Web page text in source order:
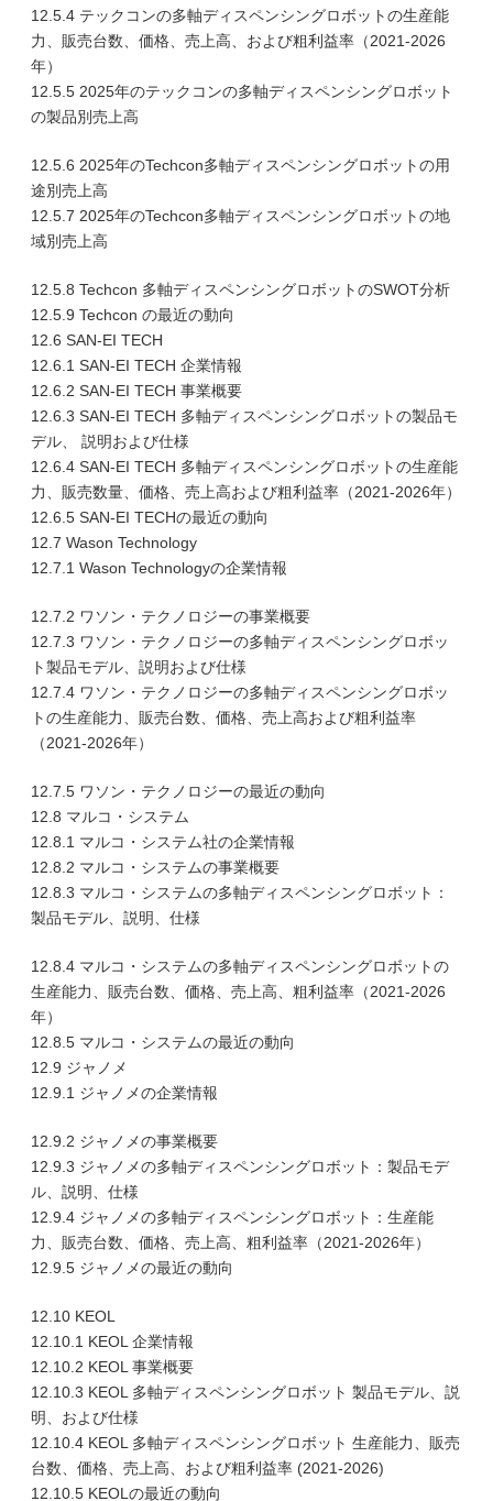
12.5.4 テックコンの多軸ディスペンシングロボットの生産能
力、販売台数、価格、売上高、および粗利益率（2021-2026
年）
12.5.5 2025年のテックコンの多軸ディスペンシングロボット
の製品別売上高
12.5.6 2025年のTechcon多軸ディスペンシングロボットの用
途別売上高
12.5.7 2025年のTechcon多軸ディスペンシングロボットの地
域別売上高
12.5.8 Techcon 多軸ディスペンシングロボットのSWOT分析
12.5.9 Techcon の最近の動向
12.6 SAN-EI TECH
12.6.1 SAN-EI TECH 企業情報
12.6.2 SAN-EI TECH 事業概要
12.6.3 SAN-EI TECH 多軸ディスペンシングロボットの製品モ
デル、 説明および仕様
12.6.4 SAN-EI TECH 多軸ディスペンシングロボットの生産能
力、販売数量、価格、売上高および粗利益率（2021-2026年）
12.6.5 SAN-EI TECHの最近の動向
12.7 Wason Technology
12.7.1 Wason Technologyの企業情報
12.7.2 ワソン・テクノロジーの事業概要
12.7.3 ワソン・テクノロジーの多軸ディスペンシングロボッ
ト製品モデル、説明および仕様
12.7.4 ワソン・テクノロジーの多軸ディスペンシングロボッ
トの生産能力、販売台数、価格、売上高および粗利益率
（2021-2026年）
12.7.5 ワソン・テクノロジーの最近の動向
12.8 マルコ・システム
12.8.1 マルコ・システム社の企業情報
12.8.2 マルコ・システムの事業概要
12.8.3 マルコ・システムの多軸ディスペンシングロボット：
製品モデル、説明、仕様
12.8.4 マルコ・システムの多軸ディスペンシングロボットの
生産能力、販売台数、価格、売上高、粗利益率（2021-2026
年）
12.8.5 マルコ・システムの最近の動向
12.9 ジャノメ
12.9.1 ジャノメの企業情報
12.9.2 ジャノメの事業概要
12.9.3 ジャノメの多軸ディスペンシングロボット：製品モデ
ル、説明、仕様
12.9.4 ジャノメの多軸ディスペンシングロボット：生産能
力、販売台数、価格、売上高、粗利益率（2021-2026年）
12.9.5 ジャノメの最近の動向
12.10 KEOL
12.10.1 KEOL 企業情報
12.10.2 KEOL 事業概要
12.10.3 KEOL 多軸ディスペンシングロボット 製品モデル、説
明、および仕様
12.10.4 KEOL 多軸ディスペンシングロボット 生産能力、販売
台数、価格、売上高、および粗利益率 (2021-2026)
12.10.5 KEOLの最近の動向